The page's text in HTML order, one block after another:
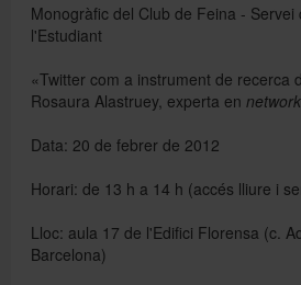
Relacions
Directori
Español
Monogràfic del Club de Feina - Servei
l'Estudiant
«Twitter com a instrument de recerca
Rosaura Alastruey, experta en
Data: 20 de febrer de 2012
Horari: de 13 h a 14 h (accés lliure i
Lloc: aula 17 de l'Edifici Florensa (c.
Barcelona)